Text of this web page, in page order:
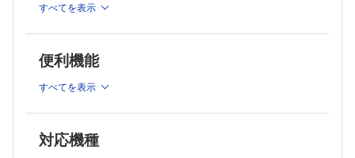
第16回 慢性肝不全患者の代謝と栄養療法
第36回 在宅医療の現場から ─在宅医療における緩和ケア，何ができる
のか？何を目指すのか？
さつきホームクリニック／朝鳥 大介
輪状甲状靱帯切開の適応と手技
京都桂病院救急集中治療科／玉﨑 庸介 他
Ⅱ．内因性頸部救急の対応
断と重症化回避戦略
大阪大学医学部附属病院高度救命救急センター／竹川 良介
亜急性甲状腺炎，急性化膿性甲状腺炎
すべてを表示
便利機能
すべてを表示
対応機種